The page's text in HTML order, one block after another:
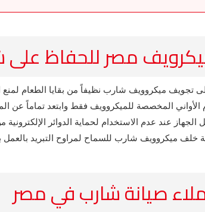
مصر للحفاظ
تجويف ميكروويف شارب نظيفاً من بقايا الطعام لمنع
المخصصة للميكروويف فقط وابتعد تماماً عن
عند عدم الاستخدام لحماية الدوائر الإلكترونية
خلف ميكروويف شارب للسماح لمراوح التبريد بالعمل
صيانة شارب في مصر